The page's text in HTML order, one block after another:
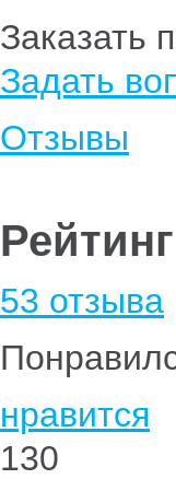
Заказать
Задать
Отзывы
53 отзыва
нравится
130